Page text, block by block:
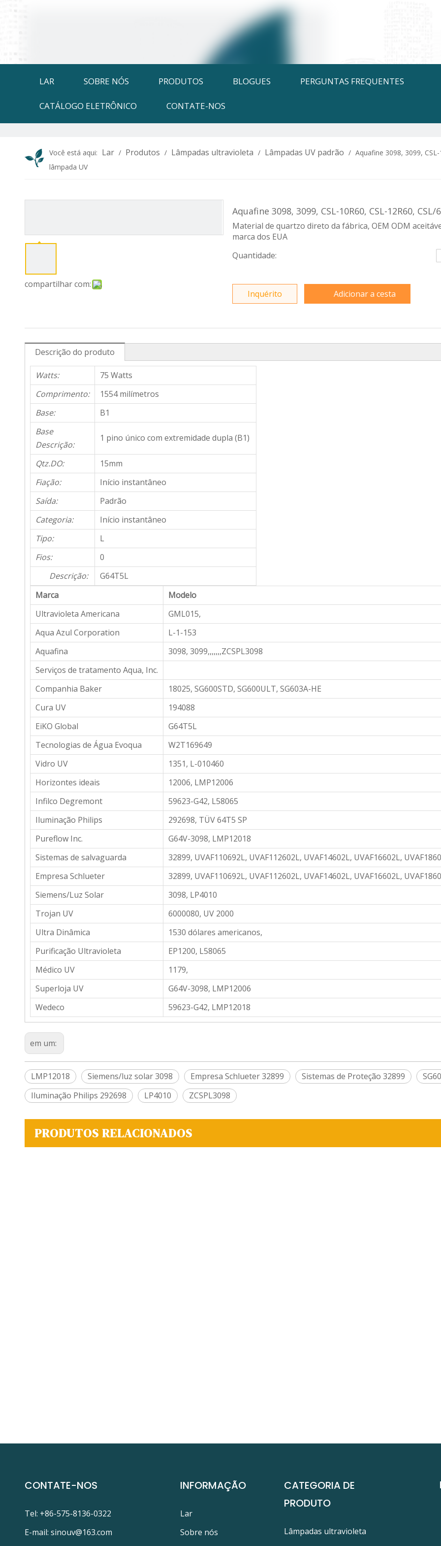
LAR SOBRE NÓS PRODUTOS BLOGUES PERGUNTAS FREQUENTES
CATÁLOGO ELETRÔNICO CONTATE-NOS
Você está aqui: Lar / Produtos / Lâmpadas ultravioleta / Lâmpadas UV padrão / Aquafine 3098, 3099,
lâmpada UV
compartilhar com:
Aquafine 3098, 3099, CSL-10R60, CSL-12R60,
Material de quartzo direto da fábrica, OEM ODM
marca dos EUA
Quantidade:
Inquérito Adicionar a cesta
Descrição do produto
Watts:
75 Watts
Comprimento:
1554 milímetros
Base:
B1
Base
Descrição:
1 pino único com extremidade dupla (B1)
Qtz.DO:
15mm
Fiação:
Início instantâneo
Saída:
Padrão
Categoria:
Início instantâneo
Tipo:
L
Fios:
0
Descrição:
G64T5L
Marca
Modelo
Ultravioleta Americana
GML015,
Aqua Azul Corporation
L-1-153
Aquafina
3098, 3099,,,,,,,ZCSPL3098
Serviços de tratamento Aqua, Inc.
Companhia Baker
18025, SG600STD, SG600ULT, SG603A-HE
Cura UV
194088
EiKO Global
G64T5L
Tecnologias de Água Evoqua
W2T169649
Vidro UV
1351, L-010460
Horizontes ideais
12006, LMP12006
Infilco Degremont
59623-G42, L58065
Iluminação Philips
292698, TÜV 64T5 SP
Pureflow Inc.
G64V-3098, LMP12018
Sistemas de salvaguarda
32899, UVAF110692L, UVAF112602L, UVAF14602L, UVAF16602L,
Empresa Schlueter
32899, UVAF110692L, UVAF112602L, UVAF14602L, UVAF16602L,
Siemens/Luz Solar
3098, LP4010
Trojan UV
6000080, UV 2000
Ultra Dinâmica
1530 dólares americanos,
Purificação Ultravioleta
EP1200, L58065
Médico UV
1179,
Superloja UV
G64V-3098, LMP12006
Wedeco
59623-G42, LMP12018
em um:
LMP12018 Siemens/luz solar 3098 Empresa Schlueter 32899 Sistemas de Proteção 32899
Iluminação Philips 292698
LP4010 ZCSPL3098
PRODUTOS RELACIONADOS
CONTATE-NOS
Tel: +86-575-8136-0322
E-mail: sinouv@163.com
INFORMAÇÃO
Lar
Sobre nós
CATEGORIA DE
PRODUTO
Lâmpadas ultravioleta